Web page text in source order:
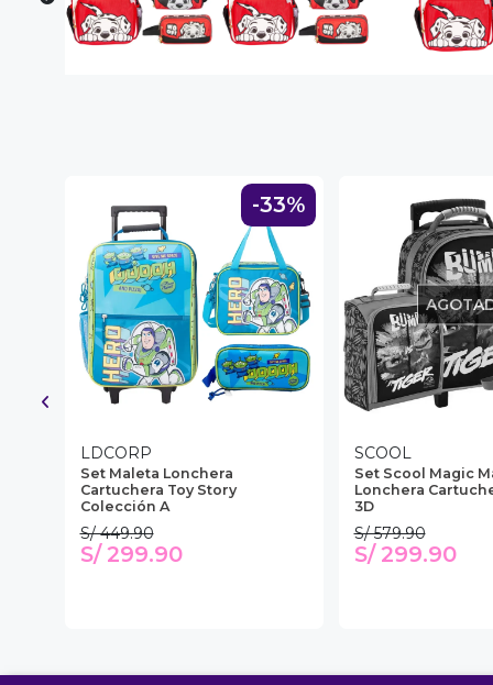
-33%
LDCORP
Set Maleta Lonchera
Cartuchera Toy Story
Colección A
S/ 449.90
S/ 299.90
SCOOL
Set Scool Magic
Lonchera
3D
S/ 579.90
S/ 299.90